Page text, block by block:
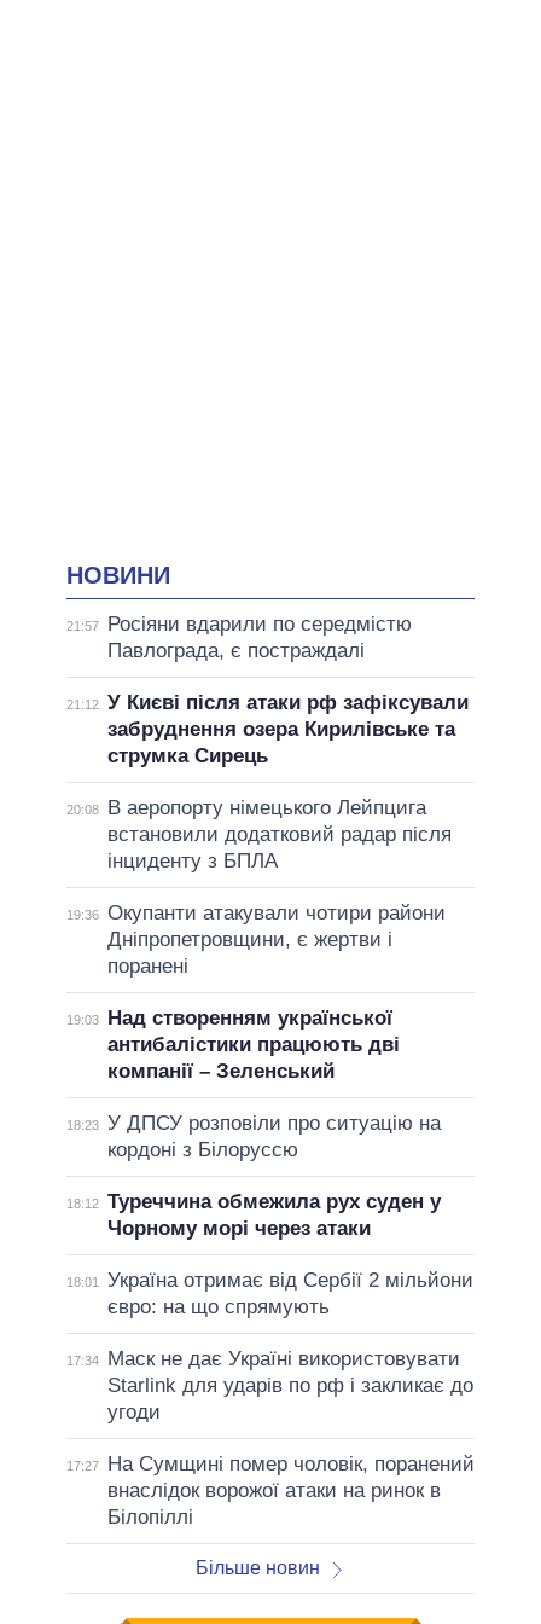
НОВИНИ
21:57
Росіяни вдарили по середмістю
Павлограда, є постраждалі
21:12 У Києві після атаки рф зафіксували
забруднення озера Кирилівське та
струмка Сирець
20:08
В аеропорту німецького Лейпцига
встановили додатковий радар після
інциденту з БПЛА
19:36 Окупанти атакували чотири райони
Дніпропетровщини, є жертви і
поранені
19:03
Над створенням української
антибалістики працюють дві
компанії – Зеленський
18:23 У ДПСУ розповіли про ситуацію на
кордоні з Білоруссю
18:12 Туреччина обмежила рух суден у
Чорному морі через атаки
18:01
Україна отримає від Сербії 2 мільйони
євро: на що спрямують
17:34
Маск не дає Україні використовувати
Starlink для ударів по рф і закликає до
угоди
17:27
На Сумщині помер чоловік, поранений
внаслідок ворожої атаки на ринок в
Білопіллі
Більше новин